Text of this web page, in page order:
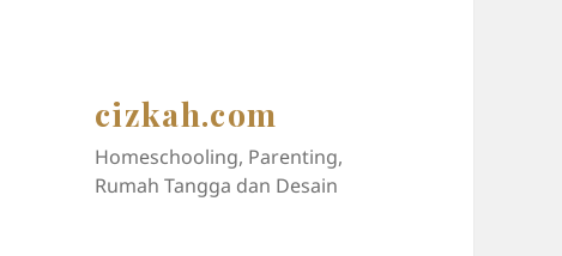
cizkah.com
Homeschooling, Parenting,
Rumah Tangga dan Desain